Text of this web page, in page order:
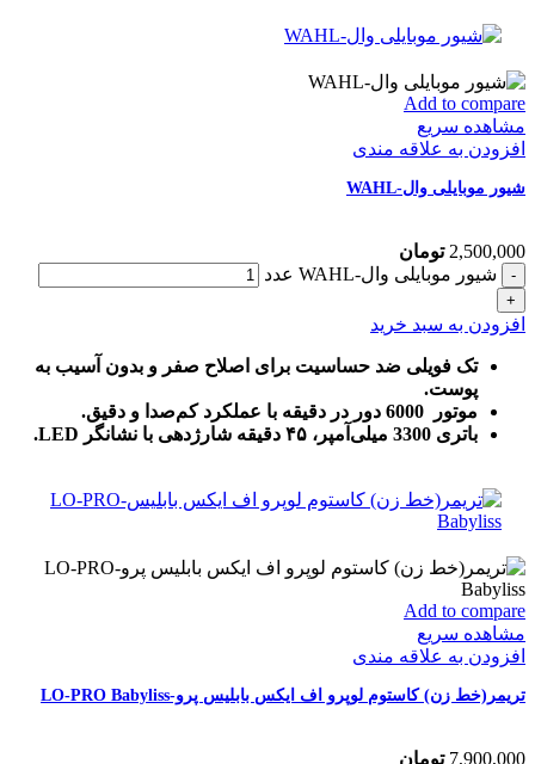
Add to compare
مشاهده سریع
افزودن به علاقه مندی
شیور موبایلی وال-WAHL
2,500,000 تومان
شیور موبایلی وال-WAHL عدد
افزودن به سبد خرید
تک فویلی ضد حساسیت برای اصلاح صفر و بدون آسیب به
پوست.
موتور 6000 دور در دقیقه با عملکرد کم‌صدا و دقیق.
باتری 3300 میلی‌آمپر، ۴۵ دقیقه شارژدهی با نشانگر LED.
Add to compare
مشاهده سریع
افزودن به علاقه مندی
تریمر(خط زن) کاستوم لوپرو اف ایکس بابلیس پرو-LO-PRO Babyliss
7,900,000 تومان